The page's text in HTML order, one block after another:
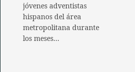
jóvenes adventistas
hispanos del área
metropolitana durante
los meses…